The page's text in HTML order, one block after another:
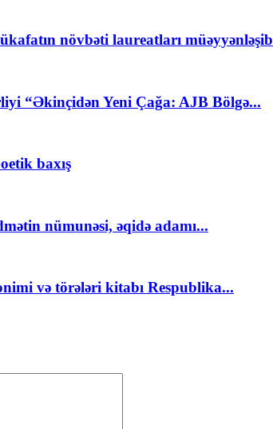
növbəti laureatları müəyyənləşib
“Əkinçidən Yeni Çağa: AJB Bölgə...
baxış
nümunəsi, əqidə adamı...
və törələri kitabı Respublika...